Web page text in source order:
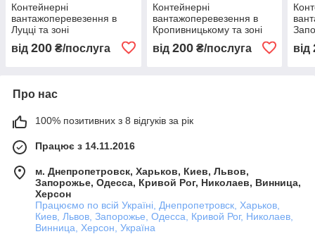
Контейнерні
вантажоперевезення в
Луцці та зоні
від 200 ₴/послуга
Контейнерні
вантажоперевезення в
Кропивницькому та зоні
від 200₴/послуга від
Про нас
100% позитивних з 8 відгуків за рік
Працює з 14.11.2016
м. Днепропетровск, Харьков, Киев, Львов,
Запорожье, Одесса, Кривой Рог, Николаев, Винница,
Херсон
Працюємо по всій Україні, Днепропетровск, Харьков,
Киев, Львов, Запорожье, Одесса, Кривой Рог, Николаев,
Винница, Херсон, Україна